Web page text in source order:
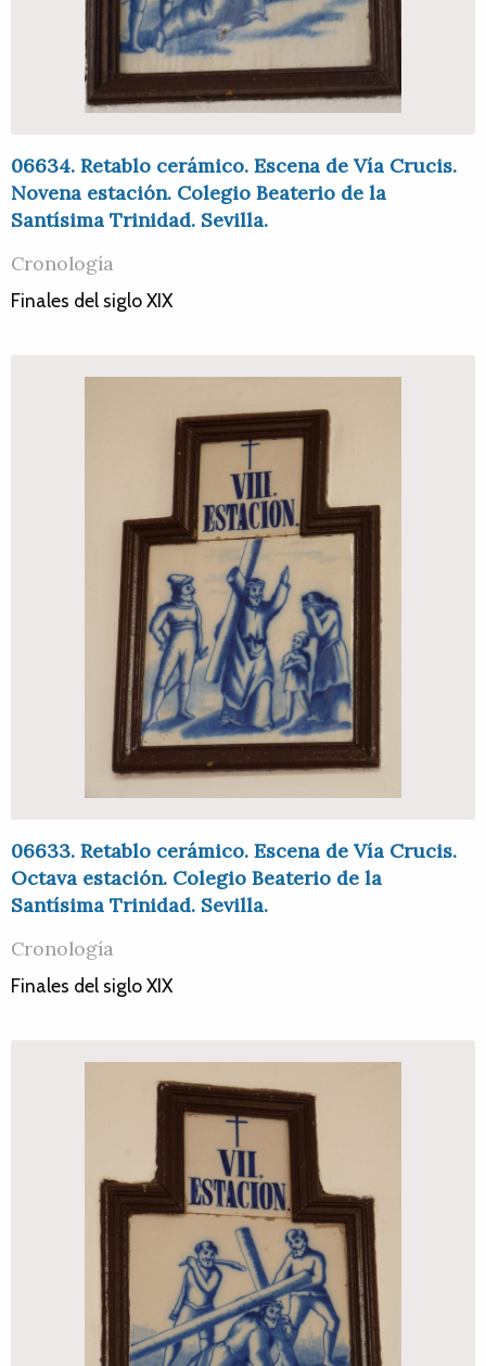
06634. Retablo cerámico. Escena de Vía Crucis.
Novena estación. Colegio Beaterio de la
Santísima Trinidad. Sevilla.
Cronología
Finales del siglo XIX
06633. Retablo cerámico. Escena de Vía Crucis.
Octava estación. Colegio Beaterio de la
Santísima Trinidad. Sevilla.
Cronología
Finales del siglo XIX